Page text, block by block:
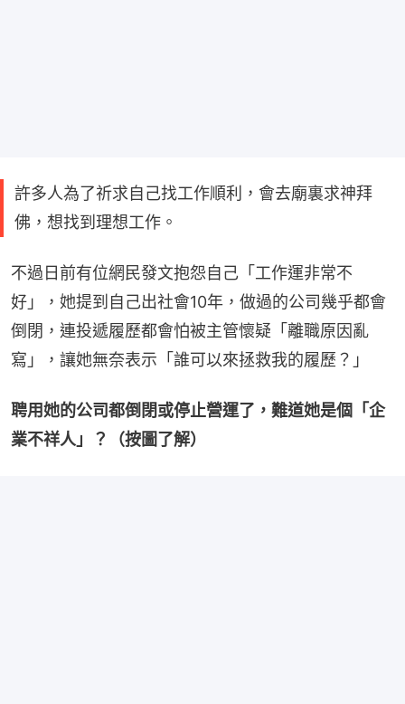
許多人為了祈求自己找工作順利，會去廟裏求神拜
佛，想找到理想工作。
不過日前有位網民發文抱怨自己「工作運非常不
好」，她提到自己出社會10年，做過的公司幾乎都會
倒閉，連投遞履歷都會怕被主管懷疑「離職原因亂
寫」，讓她無奈表示「誰可以來拯救我的履歷？」
聘用她的公司都倒閉或停止營運了，難道她是個「企
業不祥人」？（按圖了解）